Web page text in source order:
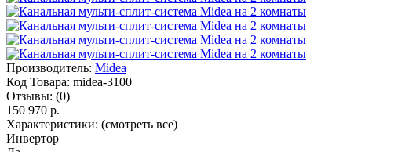
Производитель: Midea
Код Товара: midea-3100
Отзывы: (0)
150 970 р.
Характеристики: (смотреть все)
Инвертор